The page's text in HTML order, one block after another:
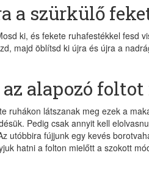
a szürkülő
ki, és fekete ruhafestékkel fesd
majd öblítsd ki újra és újra a
az alapozó
ruhákon látszanak meg ezek a
Pedig csak annyit kell
utóbbira fújjunk egy kevés
hatni a folton mielőtt a szokott